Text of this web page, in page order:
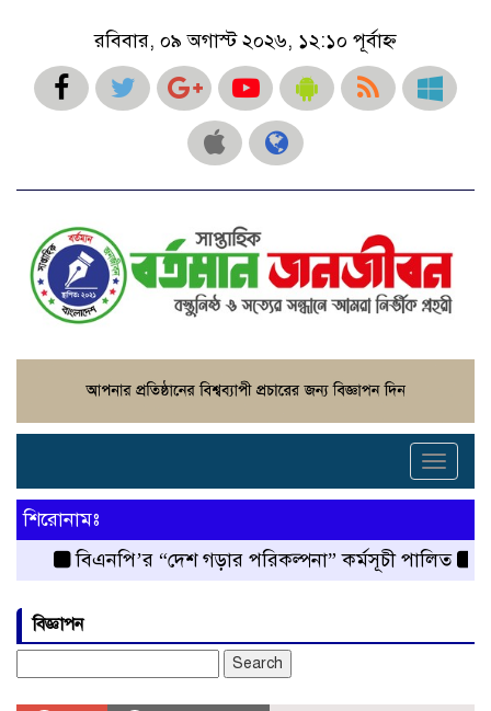
রবিবার, ০৯ অগাস্ট ২০২৬, ১২:১০ পূর্বাহ্ন
Toggle
শিরোনামঃ
বিএনপি’র “দেশ গড়ার পরিকল্পনা” কর্মসূচী পালিত
রংপুর
বিজ্ঞাপন
for: